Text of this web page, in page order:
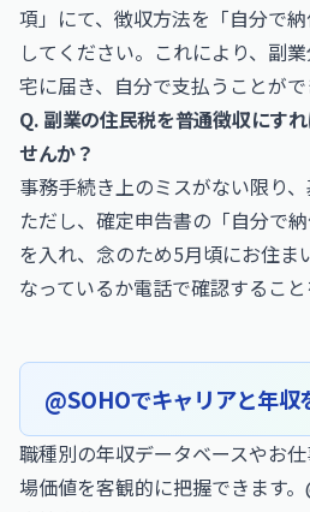
項」にて、徴収方法を「自分で
してください。これにより、副
宅に届き、自分で支払うことがで
Q. 副業の住民税を普通徴収にす
せんか？
事務手続き上のミスがない限り
ただし、確定申告書の「自分で
を入れ、念のため5月頃にお住ま
なっているか電話で確認すること
@SOHOでキャリアと年収
職種別の年収データベースやお
場価値を客観的に把握できます